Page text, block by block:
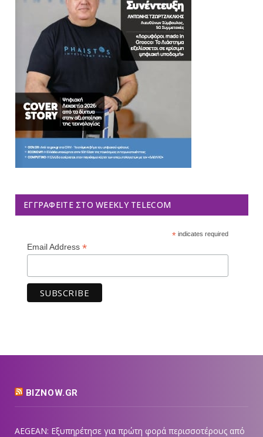
ΕΓΓΡΑΦΕΊΤΕ ΣΤΟ WEEKLY TELECOM
*indicates required
Email Address *
BIZNOW.GR
AEGEAN: Εξυπηρέτησε για πρώτη φορά περισσοτέρους από